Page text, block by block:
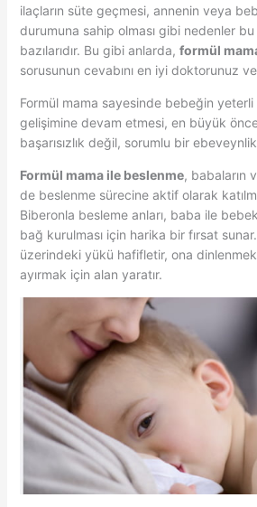
ilaçların süte geçmesi, annenin veya
durumuna sahip olması gibi nedenler
bazılarıdır. Bu gibi anlarda, formül
sorusunun cevabını en iyi doktorunuz
Formül mama sayesinde bebeğin yeterli
gelişimine devam etmesi, en büyük
başarısızlık değil, sorumlu bir ebeveynlik
Formül mama ile beslenme, babaların
de beslenme sürecine aktif olarak
Biberonla besleme anları, baba ile
bağ kurulması için harika bir fırsat
üzerindeki yükü hafifletir, ona
ayırmak için alan yaratır.